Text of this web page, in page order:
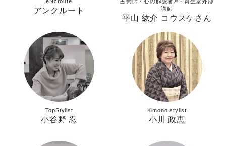
アンクルート
講師
平山 紘介 コウスケさん
TopStylist
小谷野 忍
Kimono stylist
小川 政恵